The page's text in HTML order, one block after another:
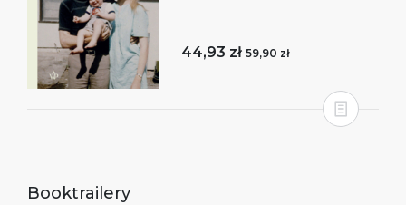
44,93 zł 59,90 zł
Booktrailery